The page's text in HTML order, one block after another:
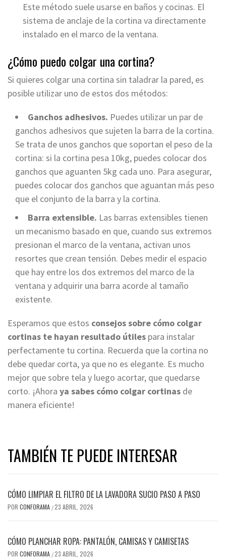
Este método suele usarse en baños y cocinas. El
sistema de anclaje de la cortina va directamente
instalado en el marco de la ventana.
¿Cómo puedo colgar una cortina?
Si quieres colgar una cortina sin taladrar la pared, es
posible utilizar uno de estos dos métodos:
Ganchos adhesivos. Puedes utilizar un par de
ganchos adhesivos que sujeten la barra de la cortina.
Se trata de unos ganchos que soportan el peso de la
cortina: si la cortina pesa 10kg, puedes colocar dos
ganchos que aguanten 5kg cada uno. Para asegurar,
puedes colocar dos ganchos que aguantan más peso
que el conjunto de la barra y la cortina.
Barra extensible. Las barras extensibles tienen
un mecanismo basado en que, cuando sus extremos
presionan el marco de la ventana, activan unos
resortes que crean tensión. Debes medir el espacio
que hay entre los dos extremos del marco de la
ventana y adquirir una barra acorde al tamaño
existente.
Esperamos que estos consejos sobre cómo colgar
cortinas te hayan resultado útiles para instalar
perfectamente tu cortina. Recuerda que la cortina no
debe quedar corta, ya que no es elegante. Es mucho
mejor que sobre tela y luego acortar, que quedarse
corto. ¡Ahora ya sabes cómo colgar cortinas de
manera eficiente!
TAMBIÉN TE PUEDE INTERESAR
CÓMO LIMPIAR EL FILTRO DE LA LAVADORA SUCIO PASO A PASO
POR CONFORAMA /23 ABRIL, 2026
CÓMO PLANCHAR ROPA: PANTALÓN, CAMISAS Y CAMISETAS
POR CONFORAMA /23 ABRIL, 2026